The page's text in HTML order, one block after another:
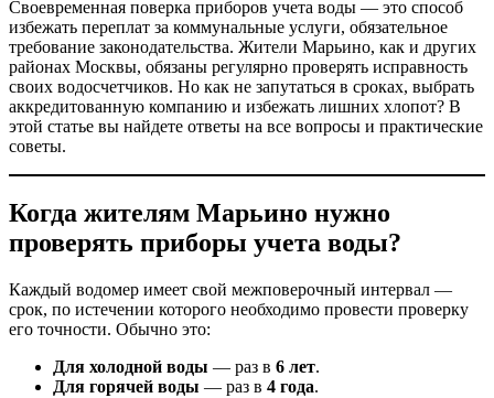
Своевременная поверка приборов учета воды — это способ
избежать переплат за коммунальные услуги, обязательное
требование законодательства. Жители Марьино, как и других
районах Москвы, обязаны регулярно проверять исправность
своих водосчетчиков. Но как не запутаться в сроках, выбрать
аккредитованную компанию и избежать лишних хлопот? В
этой статье вы найдете ответы на все вопросы и практические
советы.
Когда жителям Марьино нужно
проверять приборы учета воды?
Каждый водомер имеет свой межповерочный интервал —
срок, по истечении которого необходимо провести проверку
его точности. Обычно это:
Для холодной воды — раз в 6 лет.
Для горячей воды — раз в 4 года.